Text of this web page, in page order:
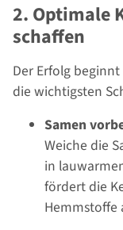
2. Optimale
schaffen
Der Erfolg
die wichtigsten
Samen
Weiche die
in
fördert die
Hemmstoffe